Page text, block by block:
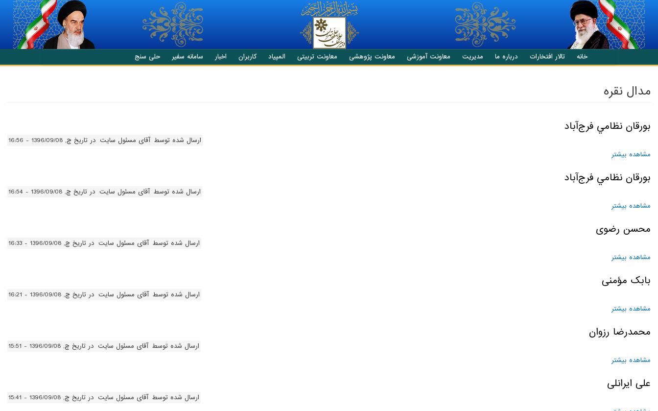
انتقال به محتوای اصلی
خانه تالار افتخارات درباره ما مدیریت معاونت آموزشی معاونت پژوهشی معاونت تربیتی المپیاد کاربران اخبار سامانه سفیر حلی سنج
مدال نقره
بورقان نظامي فرج‌آباد
ارسال شده توسط آقای مسئول سایت در تاریخ چ, 1396/09/08 - 16:56
مشاهده بیشتر
بورقان نظامي فرج‌آباد
ارسال شده توسط آقای مسئول سایت در تاریخ چ, 1396/09/08 - 16:54
مشاهده بیشتر
محسن رضوی
ارسال شده توسط آقای مسئول سایت در تاریخ چ, 1396/09/08 - 16:33
مشاهده بیشتر
بابک مؤمنی
ارسال شده توسط آقای مسئول سایت در تاریخ چ, 1396/09/08 - 16:21
مشاهده بیشتر
محمدرضا رزوان
ارسال شده توسط آقای مسئول سایت در تاریخ چ, 1396/09/08 - 15:51
مشاهده بیشتر
علی ایرانلی
ارسال شده توسط آقای مسئول سایت در تاریخ چ, 1396/09/08 - 15:41